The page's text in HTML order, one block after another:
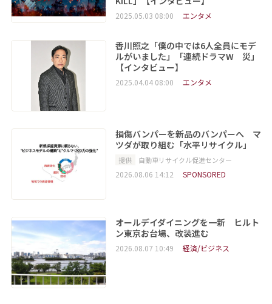
2025.05.03 08:00 エンタメ
香川照之「僕の中では6人全員にモデ
ルがいました」「連続ドラマW 災」
【インタビュー】
2025.04.04 08:00 エンタメ
損傷バンパーを新品のバンパーへ マ
ツダが取り組む「水平リサイクル」
提供 自動車リサイクル促進センター
2026.08.06 14:12 SPONSORED
オールデイダイニングを一新 ヒルト
ン東京お台場、改装進む
2026.08.07 10:49 経済/ビジネス